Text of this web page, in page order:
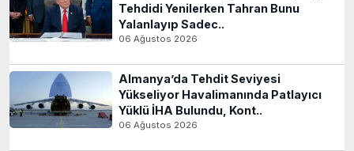
Tehdidi Yenilerken Tahran Bunu
Yalanlayıp Sadec..
06 Ağustos 2026
Almanya’da Tehdit Seviyesi
Yükseliyor Havalimanında Patlayıcı
Yüklü İHA Bulundu, Kont..
06 Ağustos 2026